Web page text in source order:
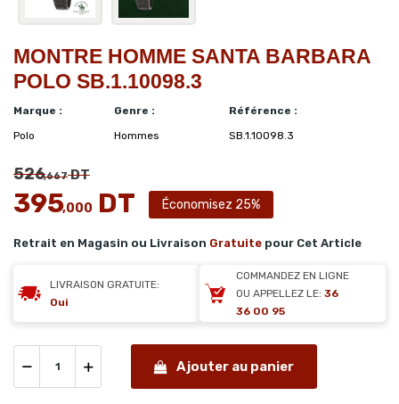
MONTRE HOMME SANTA BARBARA
POLO SB.1.10098.3
Marque :
Polo
Genre :
Hommes
Référence :
SB.1.10098.3
526,667DT
395,000 DT Économisez 25%
Retrait en Magasin ou Livraison Gratuite pour Cet Article
LIVRAISON GRATUITE:
Oui
COMMANDEZ EN LIGNE
OU APPELLEZ LE: 36
36 00 95
Ajouter au panier